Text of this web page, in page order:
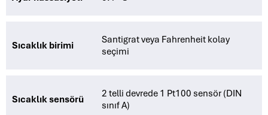
Sıcaklık birimi
Santigrat veya Fahrenheit kolay
seçimi
Sıcaklık sensörü
2 telli devrede 1 Pt100 sensör (DIN
sınıf A)